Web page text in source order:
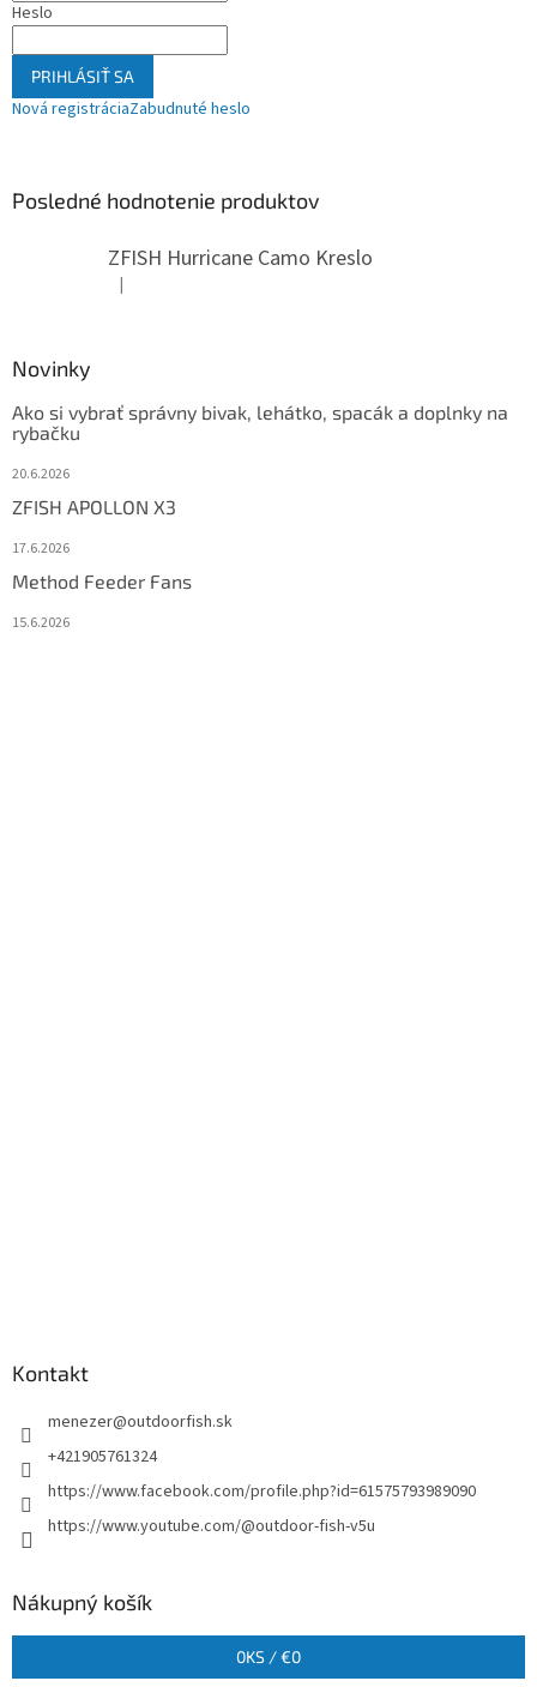
Heslo
PRIHLÁSIŤ SA
Nová registráciaZabudnuté heslo
Posledné hodnotenie produktov
ZFISH Hurricane Camo Kreslo
Hodnotenie produktu je 5 z 5 hviezdičiek.
|
Novinky
Ako si vybrať správny bivak, lehátko, spacák a doplnky na
rybačku
20.6.2026
ZFISH APOLLON X3
17.6.2026
Method Feeder Fans
15.6.2026
Kontakt
menezer@outdoorfish.sk
+421905761324
https://www.facebook.com/profile.php?id=61575793989090
https://www.youtube.com/@outdoor-fish-v5u
Nákupný košík
0KS /€0